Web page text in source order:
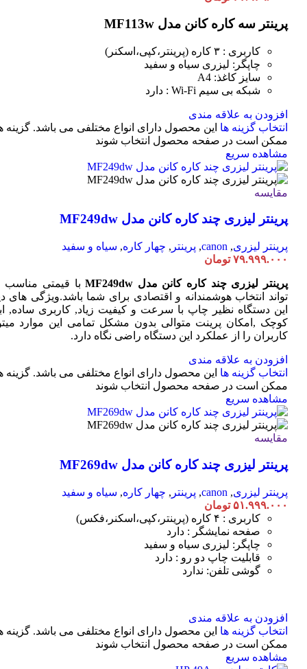
پرینتر سه کاره کانن مدل MF113w
کاربری : ۳ کاره (پرینتر،کپی،اسکنر)
چاپگر: لیزری سیاه و سفید
سایز کاغذ: A4
شبکه بی سیم Wi-Fi : دارد
افزودن به علاقه مندی
انتخاب گزینه ها این محصول دارای انواع مختلفی می باشد. گزینه
ممکن است در صفحه محصول انتخاب شوند
مشاهده سریع
مقایسه
پرینتر لیزری چند کاره کانن مدل MF249dw
پرینتر لیزری,
canon
, پرینتر , چهار کاره, سیاه و سفید
۷۹.۹۹۹.۰۰۰ تومان
پرینتر لیزری چند کاره کانن مدل MF249dw
با قیمتی
تواند انتخاب هوشمندانه و اقتصادی برای شما باشد.ویژگی های
این دستگاه نظیر چاپ با سرعت و کیفیت زیاد, کاربری ساده,
کوچک ,امکان پرینت متوالی بدون مشکل تمامی این موارد
کاربران را از عملکرد این دستگاه راضی نگاه دارد.
افزودن به علاقه مندی
انتخاب گزینه ها این محصول دارای انواع مختلفی می باشد. گزینه
ممکن است در صفحه محصول انتخاب شوند
مشاهده سریع
مقایسه
پرینتر لیزری چند کاره کانن مدل MF269dw
پرینتر لیزری,
canon
, پرینتر , چهار کاره, سیاه و سفید
۵۱.۹۹۹.۰۰۰ تومان
کاربری : ۴ کاره (پرینتر،کپی،اسکنر،فکس)
صفحه نمایشگر : دارد
چاپگر: لیزری سیاه و سفید
قابلیت چاپ دو رو : دارد
گوشی تلفن: ندارد
افزودن به علاقه مندی
انتخاب گزینه ها این محصول دارای انواع مختلفی می باشد. گزینه
ممکن است در صفحه محصول انتخاب شوند
مشاهده سریع